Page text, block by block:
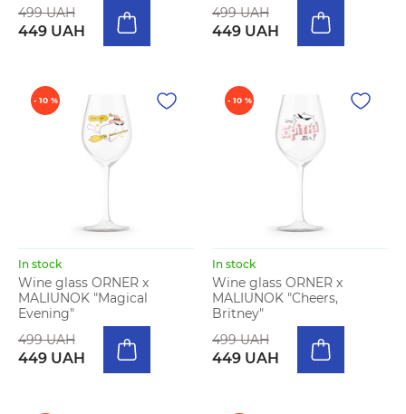
499 UAH
449 UAH
499 UAH
449 UAH
- 10 %
In stock
Wine glass ORNER x
MALIUNOK "Magical
Evening"
499 UAH
449 UAH
- 10 %
In stock
Wine glass ORNER x
MALIUNOK "Cheers,
Britney"
499 UAH
449 UAH